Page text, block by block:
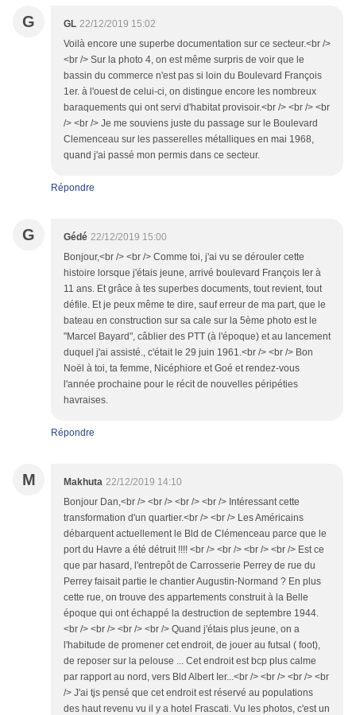
G GL 22/12/2019 15:02
Voilà encore une superbe documentation sur ce secteur.<br />
<br /> Sur la photo 4, on est même surpris de voir que le
bassin du commerce n'est pas si loin du Boulevard François
1er. à l'ouest de celui-ci, on distingue encore les nombreux
baraquements qui ont servi d'habitat provisoir.<br /> <br /> <br
/> <br /> Je me souviens juste du passage sur le Boulevard
Clemenceau sur les passerelles métalliques en mai 1968,
quand j'ai passé mon permis dans ce secteur.
Répondre
G Gédé 22/12/2019 15:00
Bonjour,<br /> <br /> Comme toi, j'ai vu se dérouler cette
histoire lorsque j'étais jeune, arrivé boulevard François Ier à
11 ans. Et grâce à tes superbes documents, tout revient, tout
défile. Et je peux même te dire, sauf erreur de ma part, que le
bateau en construction sur sa cale sur la 5ème photo est le
"Marcel Bayard", câblier des PTT (à l'époque) et au lancement
duquel j'ai assisté., c'était le 29 juin 1961.<br /> <br /> Bon
Noël à toi, ta femme, Nicéphiore et Goé et rendez-vous
l'année prochaine pour le récit de nouvelles péripéties
havraises.
Répondre
M Makhuta 22/12/2019 14:10
Bonjour Dan,<br /> <br /> <br /> <br /> Intéressant cette
transformation d'un quartier.<br /> <br /> Les Américains
débarquent actuellement le Bld de Clémenceau parce que le
port du Havre a été détruit !!!! <br /> <br /> <br /> <br /> Est ce
que par hasard, l'entrepôt de Carrosserie Perrey de rue du
Perrey faisait partie le chantier Augustin-Normand ? En plus
cette rue, on trouve des appartements construit à la Belle
époque qui ont échappé la destruction de septembre 1944.
<br /> <br /> <br /> <br /> Quand j'étais plus jeune, on a
l'habitude de promener cet endroit, de jouer au futsal ( foot),
de reposer sur la pelouse ... Cet endroit est bcp plus calme
par rapport au nord, vers Bld Albert Ier...<br /> <br /> <br /> <br
/> J'ai tjs pensé que cet endroit est réservé au populations
des haut revenu vu il y a hotel Frascati. Vu les photos, c'est un